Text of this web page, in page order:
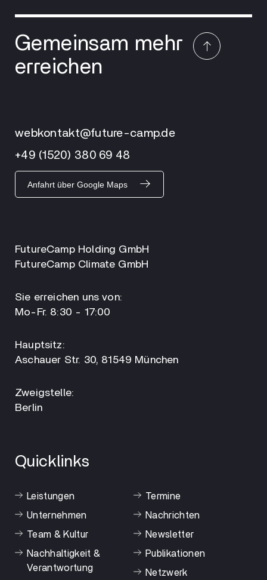
Gemeinsam mehr
erreichen
webkontakt@future-camp.de
+49 (1520) 380 69 48
Anfahrt über Google Maps
FutureCamp Holding GmbH
FutureCamp Climate GmbH
Sie erreichen uns von:
Mo-Fr. 8:30 - 17:00
Hauptsitz:
Aschauer Str. 30, 81549 München
Zweigstelle:
Berlin
Quicklinks
Leistungen
Unternehmen
Team & Kultur
Nachhaltigkeit &
Verantwortung
Termine
Nachrichten
Newsletter
Publikationen
Netzwerk